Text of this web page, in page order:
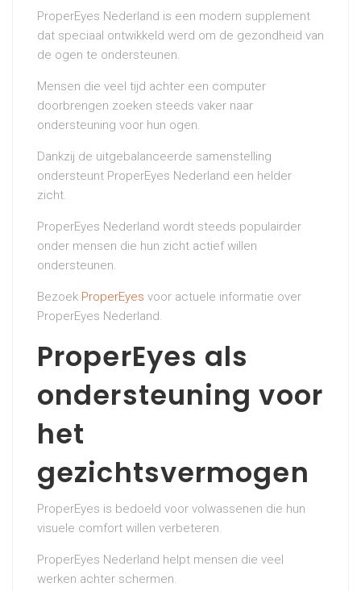
ProperEyes Nederland is een modern supplement
dat speciaal ontwikkeld werd om de gezondheid van
de ogen te ondersteunen.
Mensen die veel tijd achter een computer
doorbrengen zoeken steeds vaker naar
ondersteuning voor hun ogen.
Dankzij de uitgebalanceerde samenstelling
ondersteunt ProperEyes Nederland een helder
zicht.
ProperEyes Nederland wordt steeds populairder
onder mensen die hun zicht actief willen
ondersteunen.
Bezoek ProperEyes voor actuele informatie over
ProperEyes Nederland.
ProperEyes als
ondersteuning voor
het
gezichtsvermogen
ProperEyes is bedoeld voor volwassenen die hun
visuele comfort willen verbeteren.
ProperEyes Nederland helpt mensen die veel
werken achter schermen.